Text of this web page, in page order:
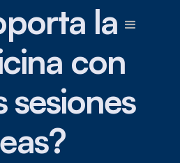
la
con
sesiones